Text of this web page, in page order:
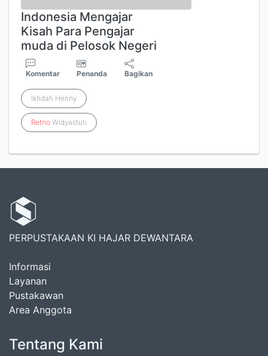
Indonesia Mengajar
Kisah Para Pengajar
muda di Pelosok Negeri
Komentar Penanda Bagikan
Ikhdah Henny
Retno Widyastuti
PERPUSTAKAAN KI HAJAR DEWANTARA
Informasi
Layanan
Pustakawan
Area Anggota
Tentang Kami